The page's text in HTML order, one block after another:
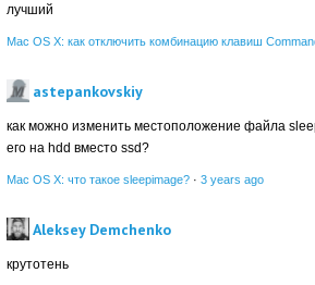
лучший
Mac OS X: как отключить комбинацию клавиш
astepankovskiy
как можно изменить местоположение файла
его на hdd вместо ssd?
Mac OS X: что такое sleepimage? · 3 years ago
Aleksey Demchenko
крутотень